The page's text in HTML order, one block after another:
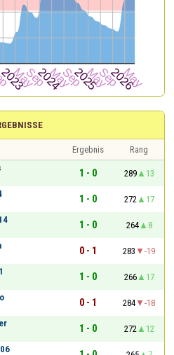
Ergebnis
Rang
1 - 0 289
13
1 - 0 272
17
1 - 0 264
8
0 - 1 283
-19
1 - 0 266
17
0 - 1 284
-18
1 - 0 272
12